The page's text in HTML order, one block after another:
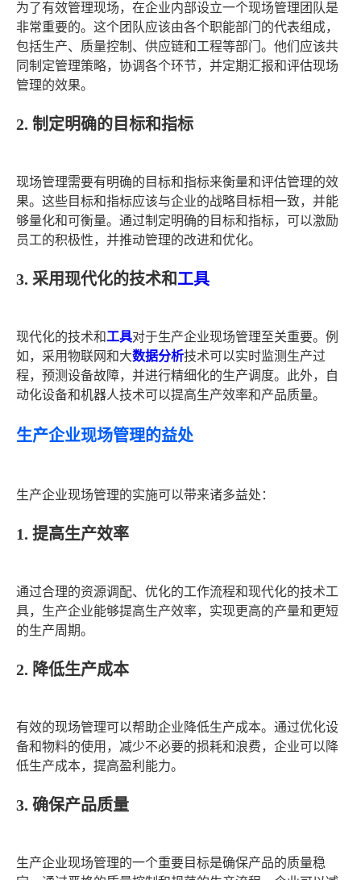
为了有效管理现场，在企业内部设立一个现场管理团队是
非常重要的。这个团队应该由各个职能部门的代表组成，
包括生产、质量控制、供应链和工程等部门。他们应该共
同制定管理策略，协调各个环节，并定期汇报和评估现场
管理的效果。
2. 制定明确的目标和指标
现场管理需要有明确的目标和指标来衡量和评估管理的效
果。这些目标和指标应该与企业的战略目标相一致，并能
够量化和可衡量。通过制定明确的目标和指标，可以激励
员工的积极性，并推动管理的改进和优化。
3. 采用现代化的技术和工具
现代化的技术和工具对于生产企业现场管理至关重要。例
如，采用物联网和大数据分析技术可以实时监测生产过
程，预测设备故障，并进行精细化的生产调度。此外，自
动化设备和机器人技术可以提高生产效率和产品质量。
生产企业现场管理的益处
生产企业现场管理的实施可以带来诸多益处：
1. 提高生产效率
通过合理的资源调配、优化的工作流程和现代化的技术工
具，生产企业能够提高生产效率，实现更高的产量和更短
的生产周期。
2. 降低生产成本
有效的现场管理可以帮助企业降低生产成本。通过优化设
备和物料的使用，减少不必要的损耗和浪费，企业可以降
低生产成本，提高盈利能力。
3. 确保产品质量
生产企业现场管理的一个重要目标是确保产品的质量稳